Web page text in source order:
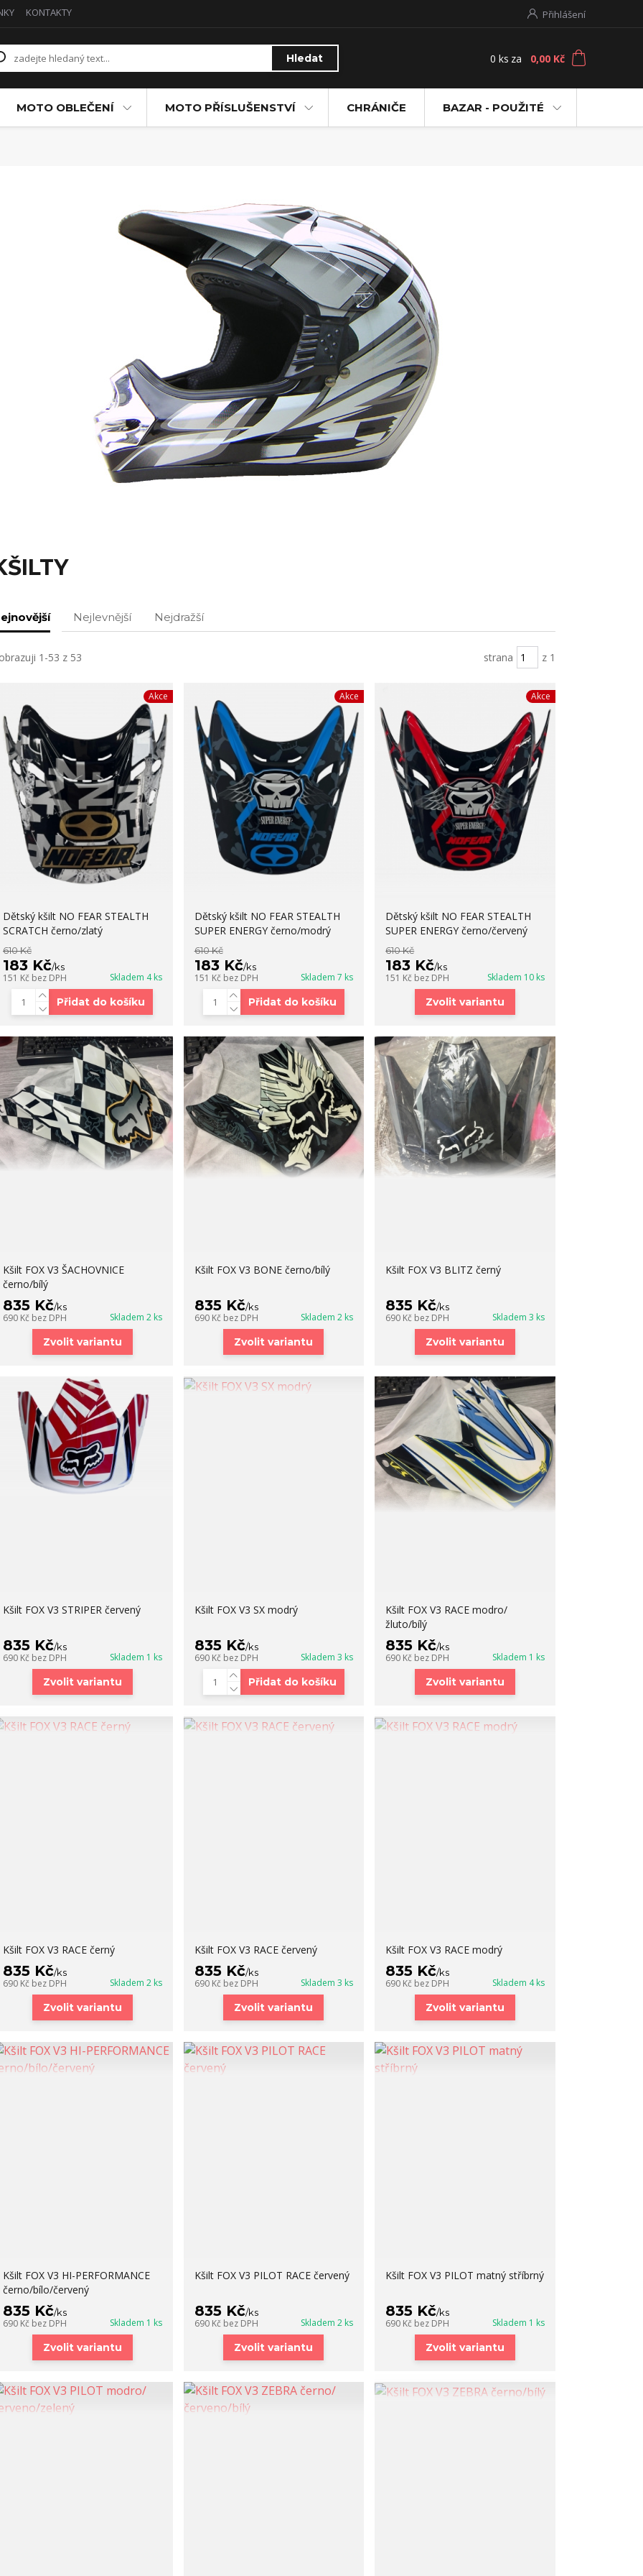
KONTAKTY Přihlášení
Hledat 0 ks za 0,00 Kč
MOTO OBLEČENÍ MOTO PŘÍSLUŠENSTVÍ CHRÁNIČE BAZAR - POUŽITÉ
Nejlevnější Nejdražší
1-53 z 53 strana z 1
Akce
Dětský kšilt NO FEAR STEALTH
SCRATCH černo/zlatý
610 Kč
183 Kč/ks
151 Kč bez DPH Skladem 4 ks
Přidat do košíku
Akce
Dětský kšilt NO FEAR STEALTH
SUPER ENERGY černo/modrý
610 Kč
183 Kč/ks
151 Kč bez DPH Skladem 7 ks
Přidat do košíku
Akce
Dětský kšilt NO FEAR STEALTH
SUPER ENERGY černo/červený
610 Kč
183 Kč/ks
151 Kč bez DPH Skladem 10 ks
Zvolit variantu
Kšilt FOX V3 ŠACHOVNICE
černo/bílý
835 Kč/ks
690 Kč bez DPH Skladem 2 ks
Zvolit variantu
Kšilt FOX V3 BONE černo/bílý
835 Kč/ks
690 Kč bez DPH Skladem 2 ks
Zvolit variantu
Kšilt FOX V3 BLITZ černý
835 Kč/ks
690 Kč bez DPH Skladem 3 ks
Zvolit variantu
Kšilt FOX V3 STRIPER červený
835 Kč/ks
690 Kč bez DPH Skladem 1 ks
Zvolit variantu
Kšilt FOX V3 SX modrý
835 Kč/ks
690 Kč bez DPH Skladem 3 ks
Přidat do košíku
Kšilt FOX V3 RACE modro/
žluto/bílý
835 Kč/ks
690 Kč bez DPH Skladem 1 ks
Zvolit variantu
Kšilt FOX V3 RACE černý
835 Kč/ks
690 Kč bez DPH Skladem 2 ks
Zvolit variantu
Kšilt FOX V3 RACE červený
835 Kč/ks
690 Kč bez DPH Skladem 3 ks
Zvolit variantu
Kšilt FOX V3 RACE modrý
835 Kč/ks
690 Kč bez DPH Skladem 4 ks
Zvolit variantu
Kšilt FOX V3 HI-PERFORMANCE
černo/bílo/červený
835 Kč/ks
690 Kč bez DPH Skladem 1 ks
Zvolit variantu
Kšilt FOX V3 PILOT RACE červený
835 Kč/ks
690 Kč bez DPH Skladem 2 ks
Zvolit variantu
Kšilt FOX V3 PILOT matný stříbrný
835 Kč/ks
690 Kč bez DPH Skladem 1 ks
Zvolit variantu